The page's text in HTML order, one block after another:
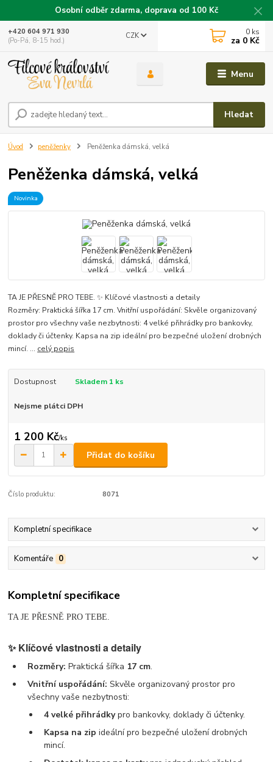
Osobní odběr zdarma, doprava od 100 Kč
Menu
CZK
Hledat
+420 604 971 930
(Po-Pá, 8-15 hod.)
0 ks
za 0 Kč
Úvod peněženky Peněženka dámská, velká
Peněženka dámská, velká
Novinka
TA JE PŘESNĚ PRO TEBE. ✨ Klíčové vlastnosti a detaily
Rozměry: Praktická šířka 17 cm. Vnitřní uspořádání: Skvěle organizovaný
prostor pro všechny vaše nezbytnosti: 4 velké přihrádky pro bankovky,
doklady či účtenky. Kapsa na zip ideální pro bezpečné uložení drobných
mincí. ... celý popis
Dostupnost Skladem 1 ks
Nejsme plátci DPH
1 200 Kč/ks
Přidat do košíku
Číslo produktu: 8071
Kompletní specifikace
Komentáře 0
Kompletní specifikace
TA JE PŘESNĚ PRO TEBE.
✨Klíčové vlastnosti a detaily
Rozměry: Praktická šířka 17 cm.
Vnitřní uspořádání: Skvěle organizovaný prostor pro
všechny vaše nezbytnosti:
4 velké přihrádkypro bankovky, doklady či účtenky.
Kapsa na zip ideální pro bezpečné uložení drobných
mincí.